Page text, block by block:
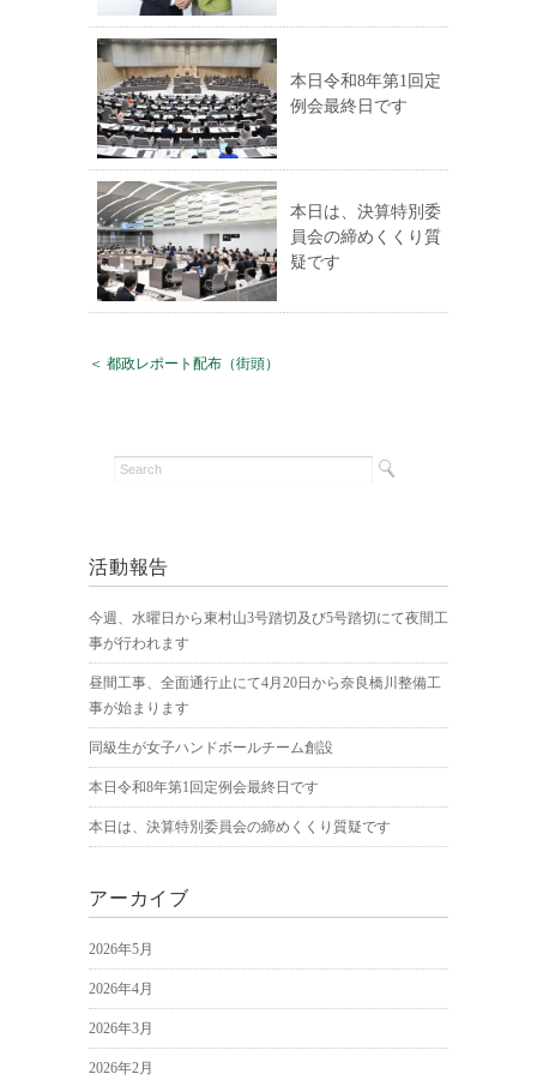
本日令和8年第1回定
例会最終日です
本日は、決算特別委
員会の締めくくり質
疑です
＜ 都政レポート配布（街頭）
活動報告
今週、水曜日から東村山3号踏切及び5号踏切にて夜間工
事が行われます
昼間工事、全面通行止にて4月20日から奈良橋川整備工
事が始まります
同級生が女子ハンドボールチーム創設
本日令和8年第1回定例会最終日です
本日は、決算特別委員会の締めくくり質疑です
アーカイブ
2026年5月
2026年4月
2026年3月
2026年2月